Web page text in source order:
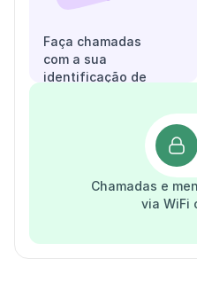
Faça chamadas
com a sua
identificação de
Chamadas e
via WiFi